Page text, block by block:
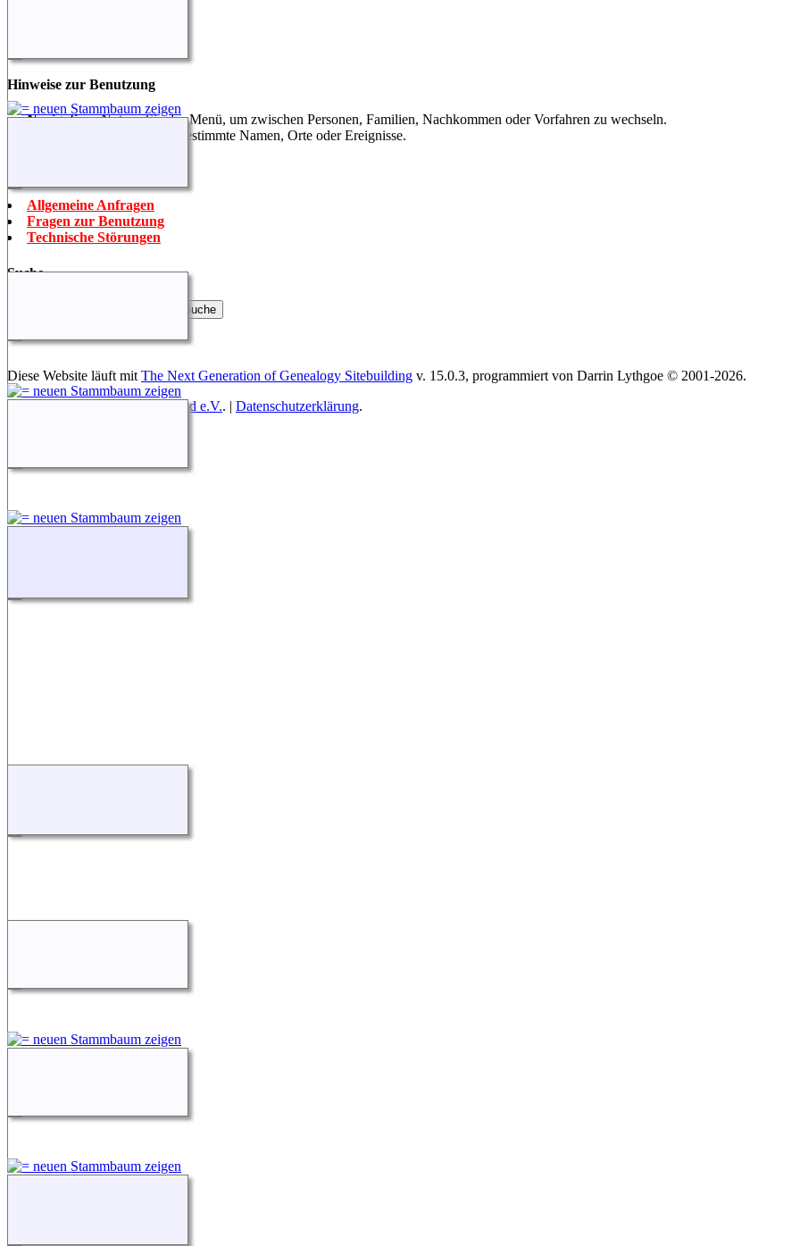
Hinweise zur Benutzung
Navigation:Nutzen Sie das Menü, um zwischen Personen, Familien, Nachkommen oder Vorfahren zu wechseln.
Finden Sie schnell bestimmte Namen, Orte oder Ereignisse.
Allgemeine Anfragen
Fragen zur Benutzung
Technische Störungen
Suche
Diese Website läuft mit The Next Generation of Genealogy Sitebuilding v. 15.0.3, programmiert von Darrin Lythgoe © 2001-2026.
Roland zu Dortmund e.V.. | Datenschutzerklärung.